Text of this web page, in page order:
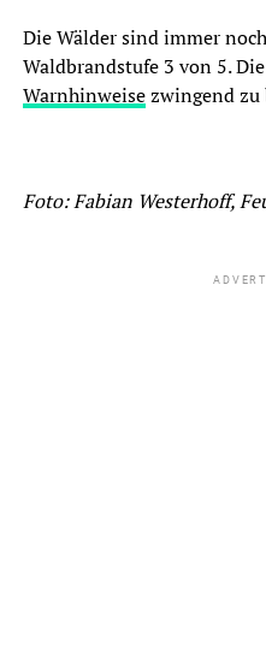
Die Wälder sind immer
Waldbrandstufe 3 von 5.
Warnhinweisezwingend zu
Foto: Fabian Westerhoff,